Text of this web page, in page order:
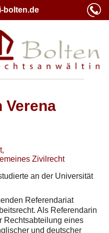
bolten.de
Verena
Zivilrecht
an der Universität
Referendariat
Als Referendarin
Rechtsabteilung eines
und deutscher